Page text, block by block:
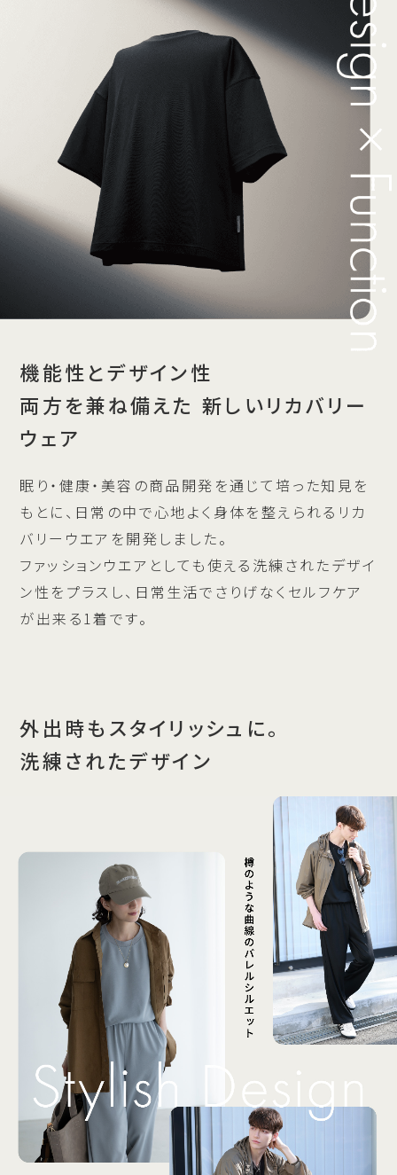
機能性とデザイン性
両方を兼ね備えた 新しいリカバリー
ウェア
眠り・健康・美容の商品開発を通じて培った知見を
もとに、日常の中で心地よく身体を整えられるリカ
バリーウエアを開発しました。
ファッションウエアとしても使える洗練されたデザイ
ン性をプラスし、日常生活でさりげなくセルフケア
が出来る1着です。
外出時もスタイリッシュに。
洗練されたデザイン